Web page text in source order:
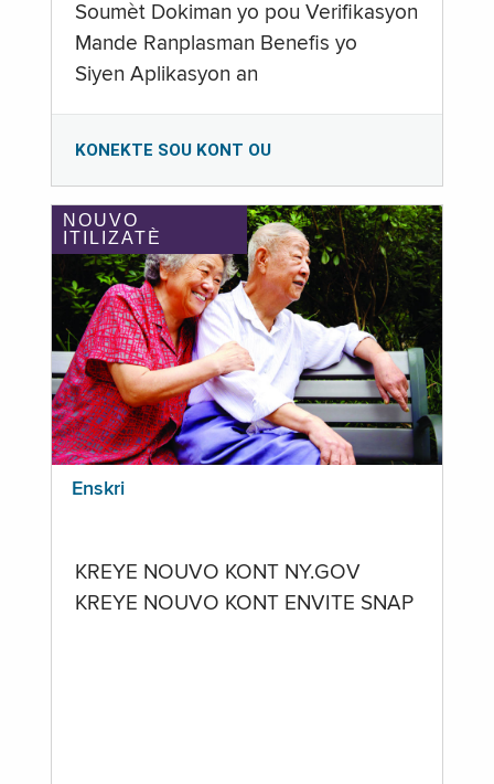
Soumèt Dokiman yo pou Verifikasyon
Mande Ranplasman Benefis yo
Siyen Aplikasyon an
KONEKTE SOU KONT OU
NOUVO
ITILIZATÈ
Enskri
KREYE NOUVO KONT NY.GOV
KREYE NOUVO KONT ENVITE SNAP